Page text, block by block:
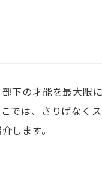
下の才能を最大限
では、さりげなく
します。